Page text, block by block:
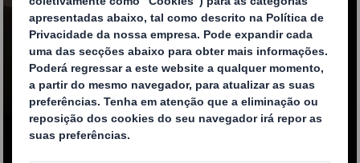
Easy Trace Laser
Printing